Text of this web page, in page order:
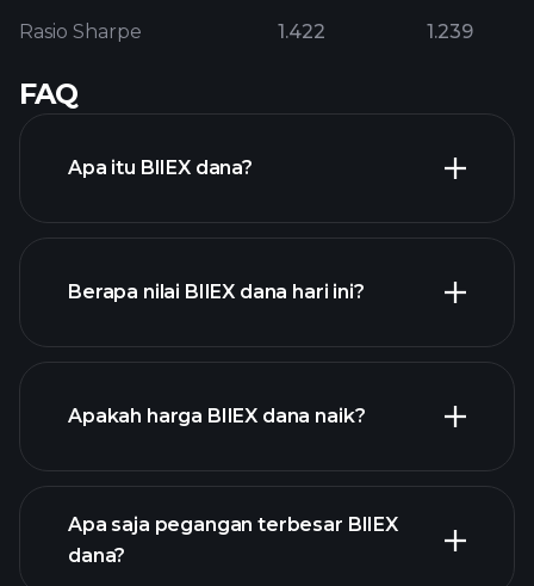
Rasio Sharpe 1.422 1.239
FAQ
Apa itu BIIEX dana?
Berapa nilai BIIEX dana hari ini?
lanjutan
Apakah harga BIIEX dana naik?
Apa saja pegangan terbesar BIIEX
dana?